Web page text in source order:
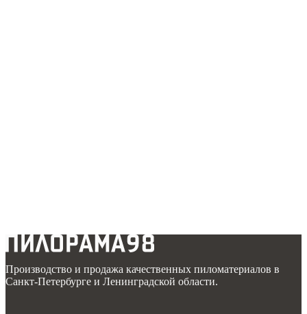
Производство и продажа качественных пиломатериалов в
Санкт-Петербурге и Ленинградской области.